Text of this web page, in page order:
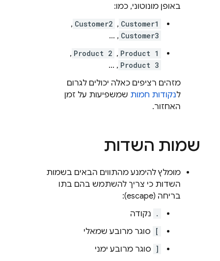
באופן מונוטוני, כמו:
Customer1
,
Customer2
,
Customer3
, ...
Product 1
,
Product 2
,
Product 3
, ...
מזהים רציפים כאלה יכולים לגרום
לנקודות חמות שמשפיעות על זמן
האחזור.
שמות השדות
מומלץ להימנע מהתווים הבאים בשמות
השדות כי צריך להשתמש בהם בתו
בריחה (escape):
. נקודה
[ סוגר מרובע שמאלי
] סוגר מרובע ימני